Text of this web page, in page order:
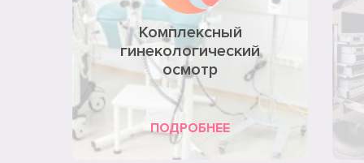
Комплексный
гинекологический
осмотр
ПОДРОБНЕЕ